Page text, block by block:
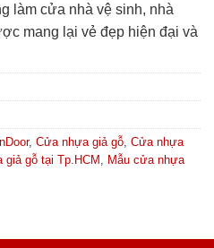
làm cửa nhà vệ sinh, nhà
mang lại vẻ đẹp hiện đại và
, Cửa nhựa giả gỗ, Cửa nhựa
gỗ tại Tp.HCM , Mẫu cửa nhựa